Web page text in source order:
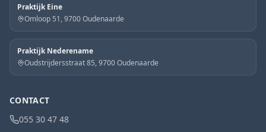
Praktijk Eine
Omloop 51, 9700 Oudenaarde
Praktijk Nederename
Oudstrijdersstraat 85, 9700 Oudenaarde
CONTACT
055 30 47 48